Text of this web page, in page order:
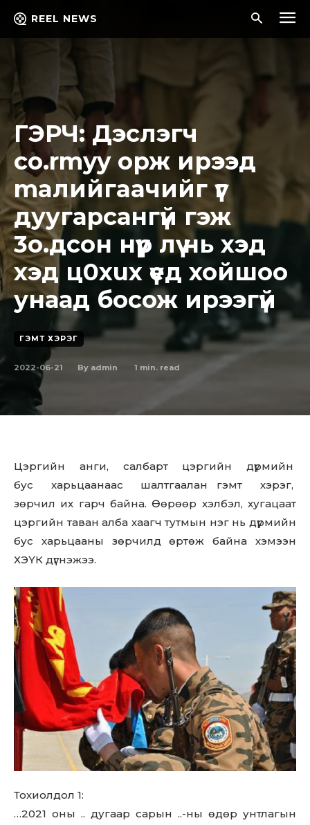
REEL NEWS
ГЭРЧ: Дэслэгч
co.rmyy орж ирээд
maлийгaaчийг үг
дуугарсангүй гэж
3o.дcoн нүүр лүү нь хэд
хэд ц0хuх үед хойшоо
унаад босож ирээгүй
ГЭМТ ХЭРЭГ
2022-06-21 By admin 1 min. read
Цэргийн анги, салбарт цэргийн дүрмийн
бус харьцаанаас шалтгаалан гэмт хэрэг,
зөрчил их гарч байна. Өөрөөр хэлбэл, хугацаат
цэргийн таван алба хаагч тутмын нэг нь дүрмийн
бус харьцааны зөрчилд өртөж байна хэмээн
ХЭҮК дүгнэжээ.
Тохиолдол 1:
…2021 оны .. дугаар сарын ..-ны өдөр унтлагын